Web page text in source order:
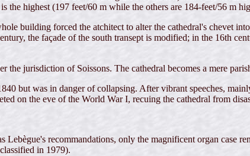
highest (197 feet/60 m while the others are 184-feet/56 m
building forced the atchitect to alter the cathedral's chevet
the façade of the south transept is modified; in the 16th
the jurisdiction of Soissons. The cathedral becomes a mere
but was in danger of collapsing. After vibrant speeches,
on the eve of the World War I, recuing the cathedral from
recommandations, only the magnificent organ case
in 1979).